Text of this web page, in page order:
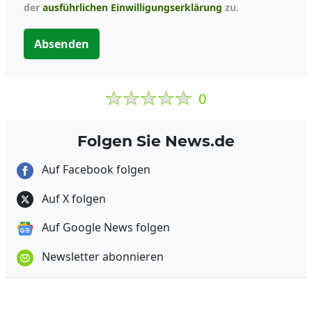
der ausführlichen Einwilligungserklärung zu.
Absenden
0
Folgen Sie News.de
Auf Facebook folgen
Auf X folgen
Auf Google News folgen
Newsletter abonnieren